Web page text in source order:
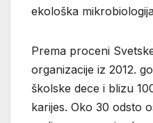
ekološka
Prema proceni
organizacije iz 2012.
školske dece i blizu
karijes. Oko 30 odsto